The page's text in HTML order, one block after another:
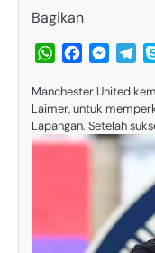
Bagikan
WhatsApp
Facebook
Manchester United
Laimer, untuk
Lapangan.​ Setelah